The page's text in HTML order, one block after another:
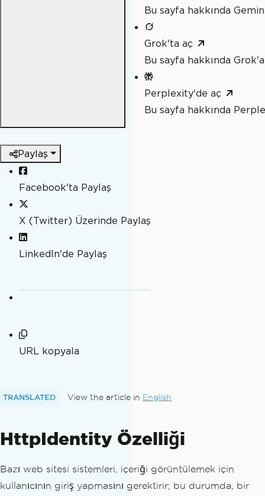
Bu sayfa hakkında
Grok'ta aç
Bu sayfa hakkında
Perplexity'de aç
Bu sayfa hakkında
Paylaş
Facebook'ta Paylaş
X (Twitter) Üzerinde Paylaş
LinkedIn'de Paylaş
URL kopyala
TRANSLATED View the article in English
HttpIdentity Özelliği
Bazı web sitesi sistemleri, içeriği görüntülemek için
kullanıcının giriş yapmasını gerektirir; bu durumda, bir